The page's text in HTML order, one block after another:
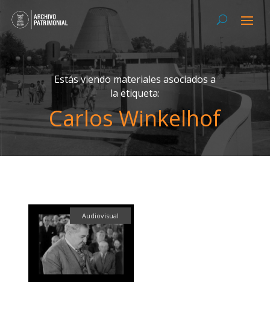
Estás viendo materiales asociados a
la etiqueta:
Carlos Winkelhof
Audiovisual